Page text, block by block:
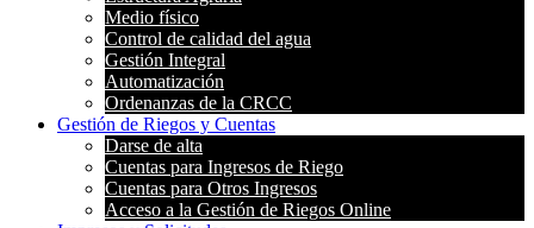
Medio físico
Control de calidad del agua
Gestión Integral
Automatización
Ordenanzas de la CRCC
Gestión de Riegos y Cuentas
Darse de alta
Cuentas para Ingresos de Riego
Cuentas para Otros Ingresos
Acceso a la Gestión de Riegos Online